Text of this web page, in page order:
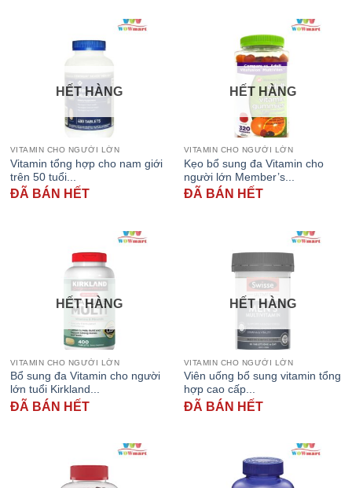
HẾT HÀNG
VITAMIN CHO NGƯỜI LỚN
Vitamin tổng hợp cho nam giới
trên 50 tuổi...
ĐÃ BÁN HẾT
HẾT HÀNG
VITAMIN CHO NGƯỜI LỚN
Kẹo bổ sung đa Vitamin cho
người lớn Member’s...
ĐÃ BÁN HẾT
HẾT HÀNG
VITAMIN CHO NGƯỜI LỚN
Bổ sung đa Vitamin cho người
lớn tuổi Kirkland...
ĐÃ BÁN HẾT
HẾT HÀNG
VITAMIN CHO NGƯỜI LỚN
Viên uống bổ sung vitamin tổng
hợp cao cấp...
ĐÃ BÁN HẾT